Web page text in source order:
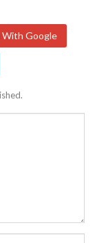
With Google